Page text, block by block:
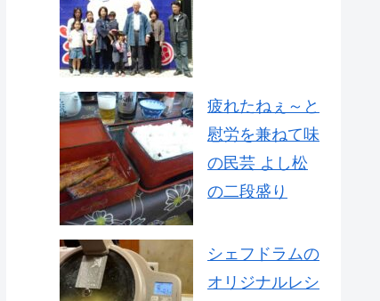
疲れたねぇ～と
慰労を兼ねて味
の民芸 よし松
の二段盛り
シェフドラムの
オリジナルレシ